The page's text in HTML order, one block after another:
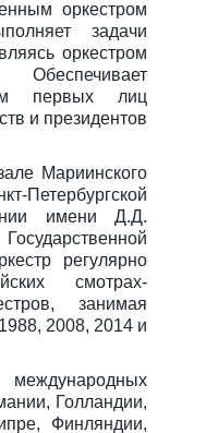
оркестром
задачи
оркестром
первых лиц
и президентов
Мариинского
имени Д.Д.
регулярно
смотрах-
занимая
2008, 2014 и
Голландии,
Финляндии,